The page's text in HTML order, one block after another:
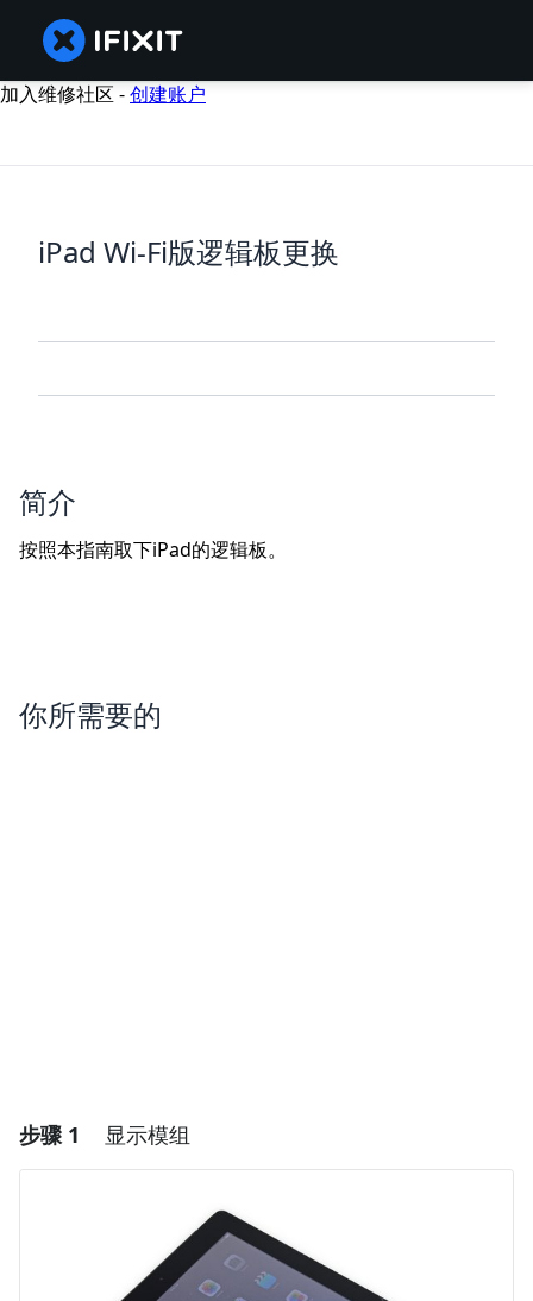
加入维修社区 -创建账户
iPad Wi-Fi版逻辑板更换
简介
按照本指南取下iPad的逻辑板。
你所需要的
步骤 1 显示模组